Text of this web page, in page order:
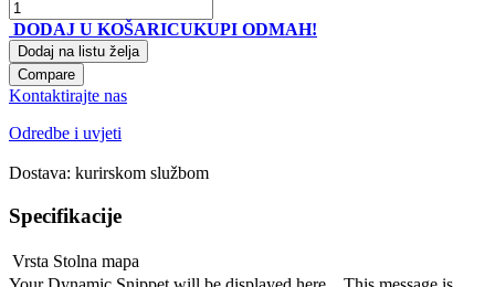
DODAJ U KOŠARICUKUPI ODMAH!
Dodaj na listu želja
Compare
Kontaktirajte nas
Odredbe i uvjeti
Dostava: kurirskom službom
Specifikacije
Vrsta Stolna mapa